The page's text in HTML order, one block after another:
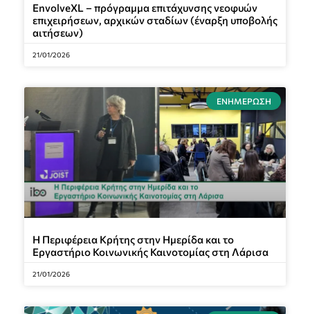
EnvolveXL – πρόγραμμα επιτάχυνσης νεοφυών
επιχειρήσεων, αρχικών σταδίων (έναρξη υποβολής
αιτήσεων)
21/01/2026
ΕΝΗΜΈΡΩΣΗ
Η Περιφέρεια Κρήτης στην Ημερίδα και το
Εργαστήριο Κοινωνικής Καινοτομίας στη Λάρισα
21/01/2026